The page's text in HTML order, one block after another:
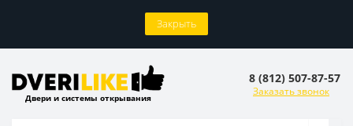
Закрыть
Двери и системы открывания
8 (812) 507-87-57
Заказать звонок